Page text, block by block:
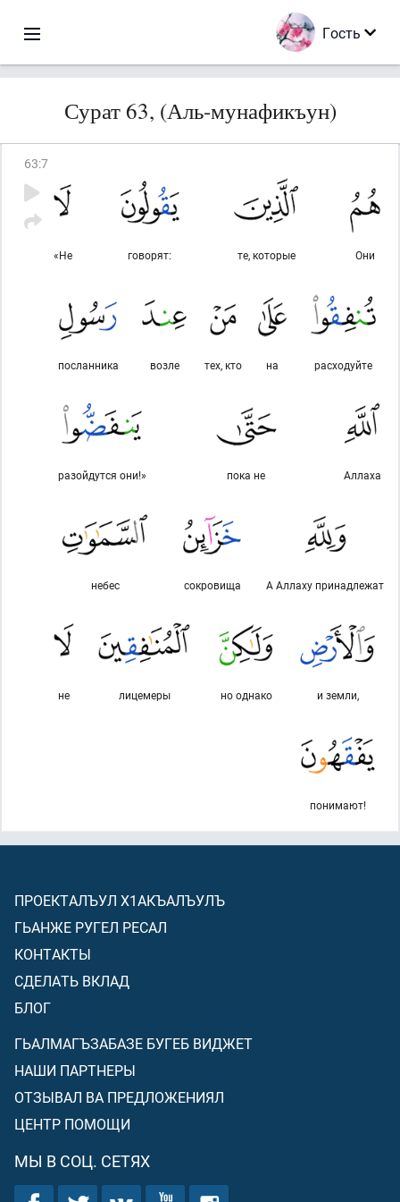
Гость
Сурат 63, (Аль-мунафикъун)
63:7
Они
те, которые
говорят:
«Не
расходуйте
на
тех, кто
возле
посланника
Аллаха
пока не
разойдутся они!»
А Аллаху принадлежат
сокровища
небес
и земли,
но однако
лицемеры
не
понимают!
ПРОЕКТАЛЪУЛ Х1АКЪАЛЪУЛЪ
ГЬАНЖЕ РУГЕЛ РЕСАЛ
КОНТАКТЫ
СДЕЛАТЬ ВКЛАД
БЛОГ
ГЬАЛМАГЪЗАБАЗЕ БУГЕБ ВИДЖЕТ
НАШИ ПАРТНЕРЫ
ОТЗЫВАЛ ВА ПРЕДЛОЖЕНИЯЛ
ЦЕНТР ПОМОЩИ
МЫ В СОЦ. СЕТЯХ